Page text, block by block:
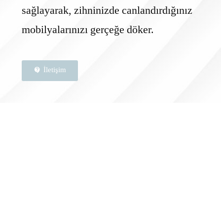
sağlayarak, zihninizde canlandırdığınız
mobilyalarınızı gerçeğe döker.
İletişim